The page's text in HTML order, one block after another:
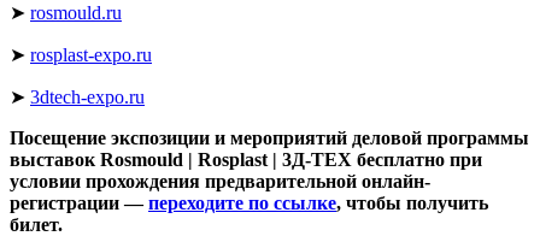
➤ rosmould.ru
➤ rosplast-expo.ru
➤ 3dtech-expo.ru
Посещение экспозиции и мероприятий деловой программы
выставок Rosmould | Rosplast | 3Д-ТЕХ бесплатно при
условии прохождения предварительной онлайн-
регистрации —переходите по ссылке, чтобы получить
билет.